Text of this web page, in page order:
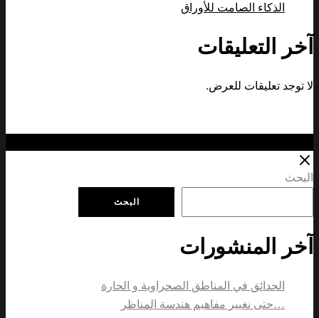
الذكاء الصامت للأوراق
آخر التعليقات
لا توجد تعليقات للعرض.
Close
البحث
البحث
آخر المنشورات
الحدائق في المناطق الصحراوية و الحارة
…حتى نغيير مفاهيم هندسة المناظر